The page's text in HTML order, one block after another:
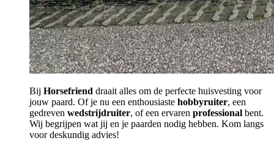
Bij Horsefriend draait alles om de perfecte huisvesting voor
jouw paard. Of je nu een enthousiaste hobbyruiter, een
gedreven wedstrijdruiter, of een ervaren professional bent.
Wij begrijpen wat jij en je paarden nodig hebben. Kom langs
voor deskundig advies!